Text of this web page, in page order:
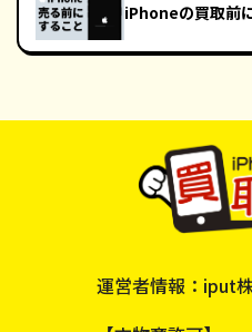
iPhoneの買取前
運営者情報：iput